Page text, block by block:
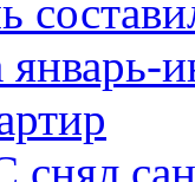
январь-
снял